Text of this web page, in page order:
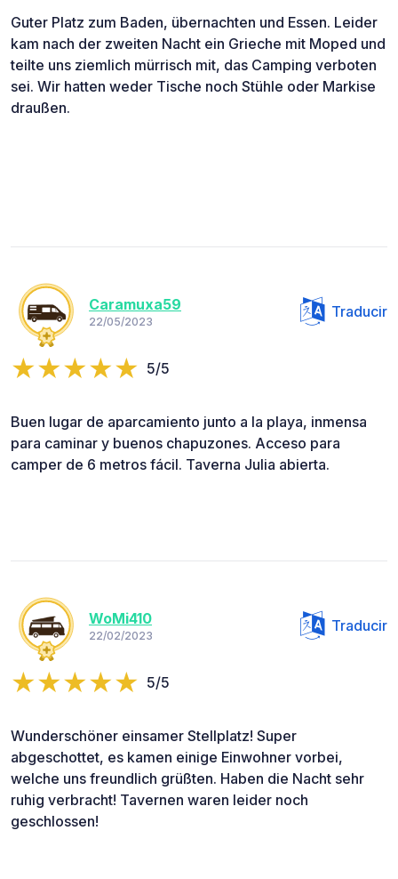
Guter Platz zum Baden, übernachten und Essen. Leider
kam nach der zweiten Nacht ein Grieche mit Moped und
teilte uns ziemlich mürrisch mit, das Camping verboten
sei. Wir hatten weder Tische noch Stühle oder Markise
draußen.
Caramuxa59
22/05/2023
Traducir
5/5
Buen lugar de aparcamiento junto a la playa, inmensa
para caminar y buenos chapuzones. Acceso para
camper de 6 metros fácil. Taverna Julia abierta.
WoMi410
22/02/2023
Traducir
5/5
Wunderschöner einsamer Stellplatz! Super
abgeschottet, es kamen einige Einwohner vorbei,
welche uns freundlich grüßten. Haben die Nacht sehr
ruhig verbracht! Tavernen waren leider noch
geschlossen!